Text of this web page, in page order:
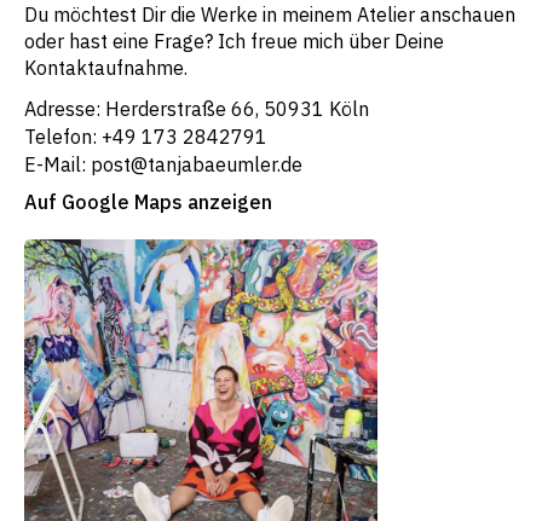
Du möchtest Dir die Werke in meinem Atelier anschauen
oder hast eine Frage? Ich freue mich über Deine
Kontaktaufnahme.
Adresse: Herderstraße 66, 50931 Köln
Telefon: +49 173 2842791
E-Mail: post@tanjabaeumler.de
Auf Google Maps anzeigen